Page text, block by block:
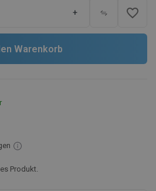
+ favorite_border
Warenkorb
Produkt.